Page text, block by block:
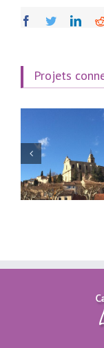
facebook
twitter
Projets